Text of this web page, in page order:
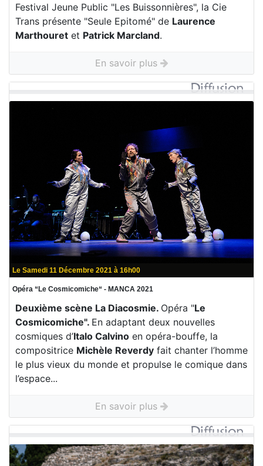
Festival Jeune Public "Les Buissonnières", la Cie
Trans présente "Seule Epitomé" de Laurence
Marthouret et Patrick Marcland.
En savoir plus
Le Samedi 11 Décembre 2021 à 16h00
Opéra “Le Cosmicomiche“ - MANCA 2021
Deuxième scène La Diacosmie. Opéra "Le
Cosmicomiche". En adaptant deux nouvelles
cosmiques d’Italo Calvino en opéra-bouffe, la
compositrice Michèle Reverdy fait chanter l’homme
le plus vieux du monde et propulse le comique dans
l’espace...
En savoir plus